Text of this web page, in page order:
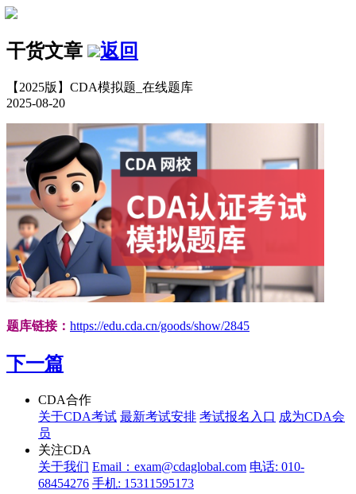
干货文章 返回
【2025版】CDA模拟题_在线题库
2025-08-20
题库链接： https://edu.cda.cn/goods/show/2845
下一篇
CDA合作
关于CDA考试 最新考试安排 考试报名入口 成为CDA会
员
关注CDA
关于我们 Email：exam@cdaglobal.com 电话: 010-
68454276 手机: 15311595173